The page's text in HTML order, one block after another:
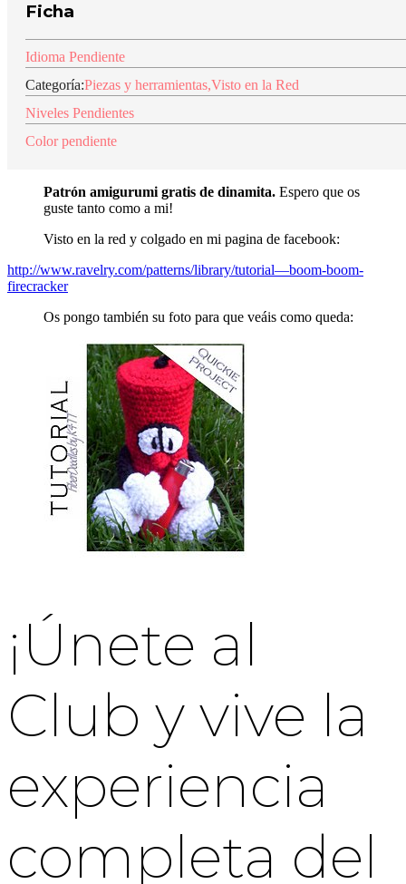
Ficha
Idioma Pendiente
Categoría:Piezas y herramientas,Visto en la Red
Niveles Pendientes
Color pendiente
Patrón amigurumi gratis de dinamita. Espero que os
guste tanto como a mi!
Visto en la red y colgado en mi pagina de facebook:
http://www.ravelry.com/patterns/library/tutorial—boom-boom-
firecracker
Os pongo también su foto para que veáis como queda:
¡Únete al
Club y vive la
experiencia
completa del